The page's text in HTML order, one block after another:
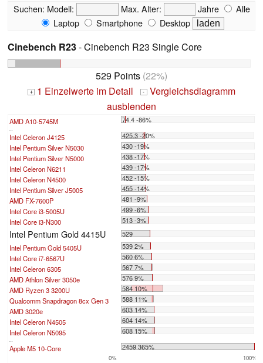
Suchen: Modell: Max. Alter: Jahre
Alle
Laptop
Smartphone Desktop
Cinebench R23- Cinebench R23 Single Core
529 Points (22%)
+ 1 Einzelwerte im Detail - Vergleichsdiagramm
ausblenden
AMD A10-5745M 74.4 -86%
...
Intel Celeron J4125
425.3 -20%
Intel Pentium Silver N5030
430 -19%
Intel Pentium Silver N5000
438 -17%
Intel Celeron N6211
439 -17%
Intel Celeron N4500
452 -15%
Intel Pentium Silver J5005
455 -14%
AMD FX-7600P
481 -9%
Intel Core i3-5005U
499 -6%
Intel Core i3-N300
513 -3%
Intel Pentium Gold 4415U
529
Intel Pentium Gold 5405U
539 2%
Intel Core i7-6567U
560 6%
Intel Celeron 6305
567 7%
AMD Athlon Silver 3050e
576 9%
AMD Ryzen 3 3200U
584 10%
Qualcomm Snapdragon 8cx Gen 3
588 11%
AMD 3020e
603 14%
Intel Celeron N4505
604 14%
Intel Celeron N5095
608 15%
...
Apple M5 10-Core 2459 365%
0% 100%